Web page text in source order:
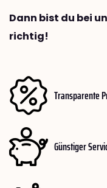
Dann bist du bei
richtig!
Transparente
Günstiger